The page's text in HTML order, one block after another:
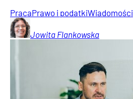
PracaPrawo i podatkiWiadomości
Jowita Flankowska